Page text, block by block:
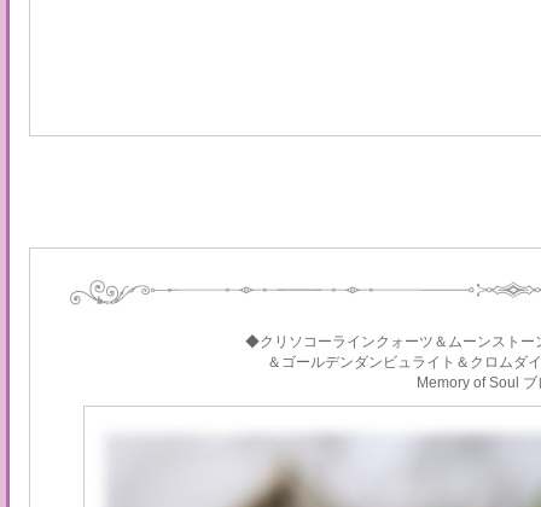
◆クリソコーラインクォーツ＆ムーンストー
＆ゴールデンダンビュライト＆クロムダ
Memory of Soul